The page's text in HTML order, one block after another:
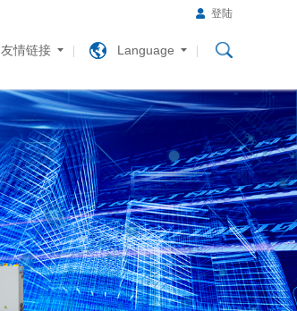
登陆
友情链接 Language